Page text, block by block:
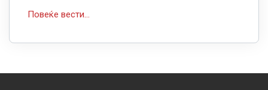
Повеќе вести...